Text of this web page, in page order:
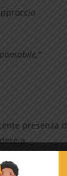
presenza
a